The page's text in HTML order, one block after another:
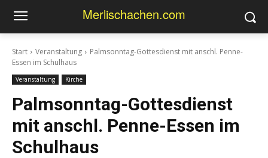
Merlischachen.com
Start Veranstaltung
Palmsonntag-Gottesdienst mit anschl. Penne-
Essen im Schulhaus
Veranstaltung Kirche
Palmsonntag-Gottesdienst
mit anschl. Penne-Essen im
Schulhaus